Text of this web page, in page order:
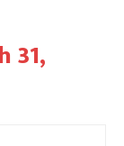
31,